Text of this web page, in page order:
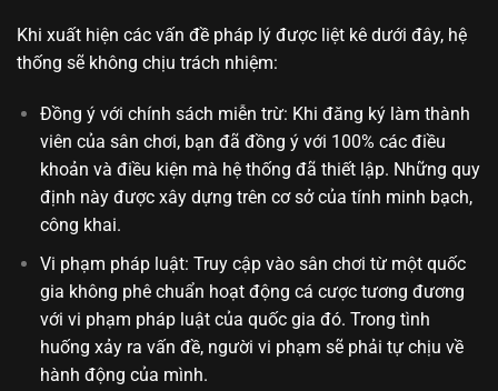
Khi xuất hiện các vấn đề pháp lý được liệt kê dưới đây, hệ
thống sẽ không chịu trách nhiệm:
Đồng ý với chính sách miễn trừ: Khi đăng ký làm thành
viên của sân chơi, bạn đã đồng ý với 100% các điều
khoản và điều kiện mà hệ thống đã thiết lập. Những quy
định này được xây dựng trên cơ sở của tính minh bạch,
công khai.
Vi phạm pháp luật: Truy cập vào sân chơi từ một quốc
gia không phê chuẩn hoạt động cá cược tương đương
với vi phạm pháp luật của quốc gia đó. Trong tình
huống xảy ra vấn đề, người vi phạm sẽ phải tự chịu về
hành động của mình.